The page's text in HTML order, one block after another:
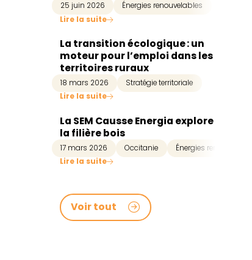
25 juin 2026
Énergies renouvelables
Lire la suite
La transition écologique : un
moteur pour l’emploi dans les
territoires ruraux
18 mars 2026
Stratégie territoriale
Lire la suite
La SEM Causse Energia explore
la filière bois
17 mars 2026 Occitanie Énergies renouvelables
Lire la suite
Voir tout